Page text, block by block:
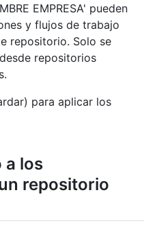
EMPRESA' pueden
y flujos de trabajo
repositorio. Solo se
repositorios
para aplicar los
a los
repositorio